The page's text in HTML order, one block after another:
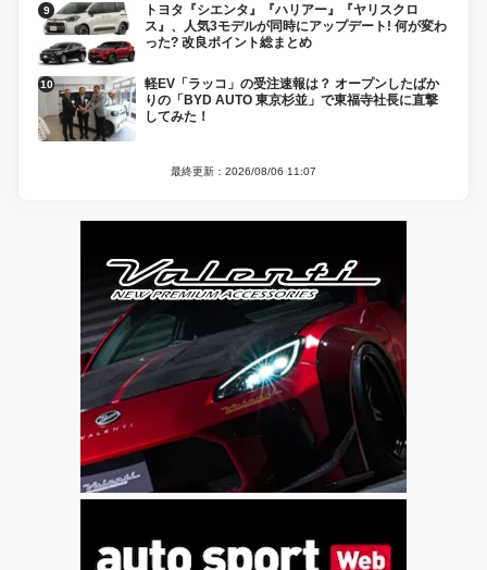
トヨタ『シエンタ』『ハリアー』『ヤリスクロ
ス』、人気3モデルが同時にアップデート! 何が変わ
った? 改良ポイント総まとめ
軽EV「ラッコ」の受注速報は？ オープンしたばか
りの「BYD AUTO 東京杉並」で東福寺社長に直撃
してみた！
最終更新：2026/08/06 11:07